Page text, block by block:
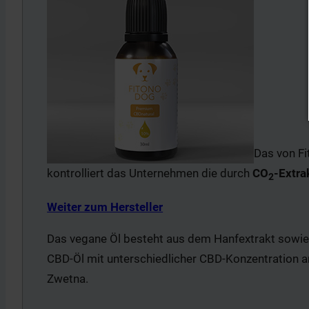
Das von
kontrolliert das Unternehmen die durch CO2-
Weiter zum Hersteller
Das vegane Öl besteht aus dem Hanfextrakt
CBD-Öl mit unterschiedlicher CBD-Konzentration
Zwetna.